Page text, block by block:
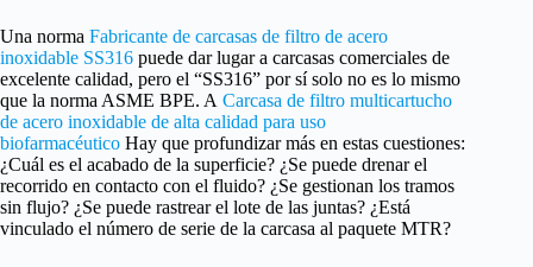
Una norma Fabricante de carcasas de filtro de acero
inoxidable SS316 puede dar lugar a carcasas comerciales de
excelente calidad, pero el “SS316” por sí solo no es lo mismo
que la norma ASME BPE. A Carcasa de filtro multicartucho
de acero inoxidable de alta calidad para uso
biofarmacéutico Hay que profundizar más en estas cuestiones:
¿Cuál es el acabado de la superficie? ¿Se puede drenar el
recorrido en contacto con el fluido? ¿Se gestionan los tramos
sin flujo? ¿Se puede rastrear el lote de las juntas? ¿Está
vinculado el número de serie de la carcasa al paquete MTR?